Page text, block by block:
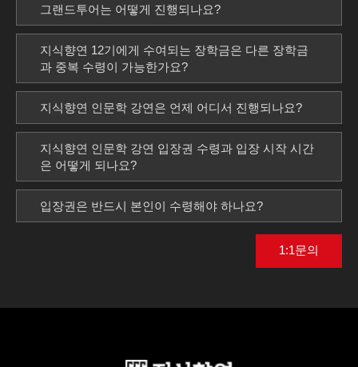
그랜드투어는 어떻게 진행되나요?
지식향연 12기에게 수여되는 장학금은 다른 장학금
과 중복 수령이 가능한가요?
지식향연 인문학 강연은 언제 어디서 진행되나요?
지식향연 인문학 강연 입장권 수령과 입장 시작 시간
은 어떻게 되나요?
입장권은 반드시 본인이 수령해야 하나요?
1:1문의